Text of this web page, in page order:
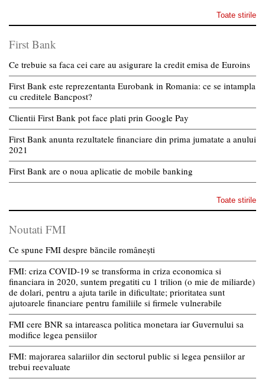
Toate stirile
First Bank
Ce trebuie sa faca cei care au asigurare la credit emisa de Euroins
First Bank este reprezentanta Eurobank in Romania: ce se intampla
cu creditele Bancpost?
Clientii First Bank pot face plati prin Google Pay
First Bank anunta rezultatele financiare din prima jumatate a anului
2021
First Bank are o noua aplicatie de mobile banking
Toate stirile
Noutati FMI
Ce spune FMI despre băncile românești
FMI: criza COVID-19 se transforma in criza economica si
financiara in 2020, suntem pregatiti cu 1 trilion (o mie de miliarde)
de dolari, pentru a ajuta tarile in dificultate; prioritatea sunt
ajutoarele financiare pentru familiile si firmele vulnerabile
FMI cere BNR sa intareasca politica monetara iar Guvernului sa
modifice legea pensiilor
FMI: majorarea salariilor din sectorul public si legea pensiilor ar
trebui reevaluate